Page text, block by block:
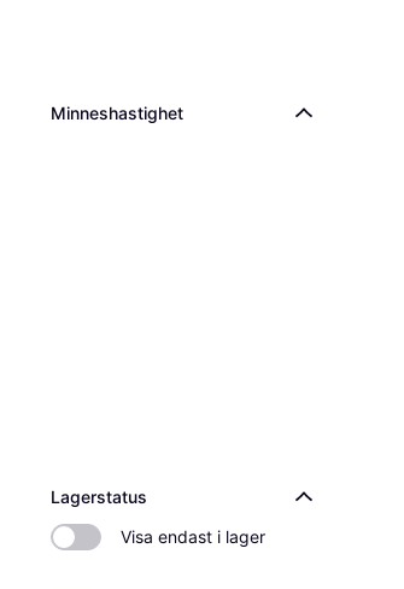
Minneshastighet
Lagerstatus
Visa endast i lager